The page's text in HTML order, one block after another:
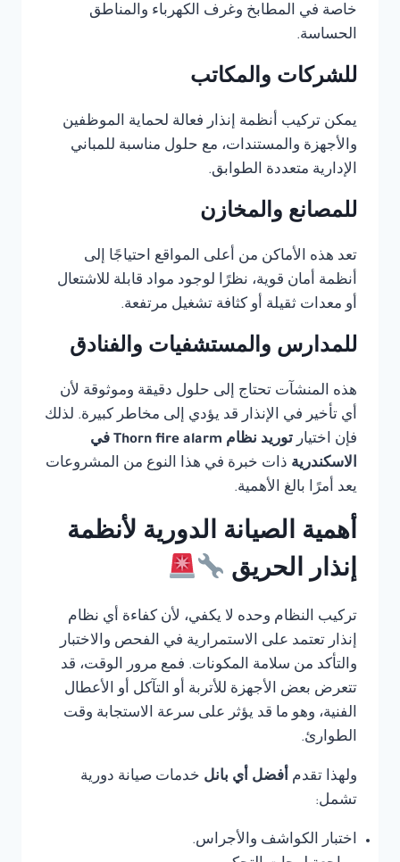
خاصة في المطابخ وغرف الكهرباء والمناطق
الحساسة.
للشركات والمكاتب
يمكن تركيب أنظمة إنذار فعالة لحماية الموظفين
والأجهزة والمستندات، مع حلول مناسبة للمباني
الإدارية متعددة الطوابق.
للمصانع والمخازن
تعد هذه الأماكن من أعلى المواقع احتياجًا إلى
أنظمة أمان قوية، نظرًا لوجود مواد قابلة للاشتعال
أو معدات ثقيلة أو كثافة تشغيل مرتفعة.
للمدارس والمستشفيات والفنادق
هذه المنشآت تحتاج إلى حلول دقيقة وموثوقة لأن
أي تأخير في الإنذار قد يؤدي إلى مخاطر كبيرة. لذلك
فإن اختيار
توريد نظام Thorn fire alarm في
الاسكندرية ذات خبرة في هذا النوع من المشروعات
يعد أمرًا بالغ الأهمية.
أهمية الصيانة الدورية لأنظمة
إنذار الحريق
تركيب النظام وحده لا يكفي، لأن كفاءة أي نظام
إنذار تعتمد على الاستمرارية في الفحص والاختبار
والتأكد من سلامة المكونات. فمع مرور الوقت، قد
تتعرض بعض الأجهزة للأتربة أو التآكل أو الأعطال
الفنية، وهو ما قد يؤثر على سرعة الاستجابة وقت
الطوارئ.
ولهذا تقدم أفضل أي بانل خدمات صيانة دورية
تشمل:
اختبار الكواشف والأجراس.